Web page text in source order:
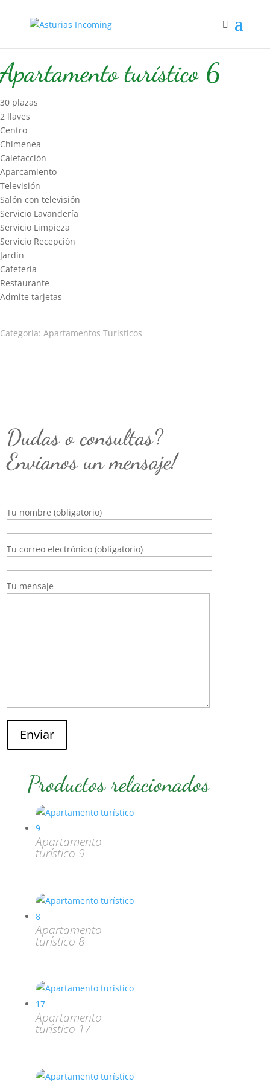
turístico 6
Apartamento turístico 6
30 plazas
2 llaves
Centro
Chimenea
Calefacción
Aparcamiento
Televisión
Salón con televisión
Servicio Lavandería
Servicio Limpieza
Servicio Recepción
Jardín
Cafetería
Restaurante
Admite tarjetas
Categoría: Apartamentos Turísticos
Dudas o consultas?
Envianos un mensaje!
Tu nombre (obligatorio)
Tu correo electrónico (obligatorio)
Tu mensaje
Enviar
Productos relacionados
Apartamento
turístico 9
Apartamento
turístico 8
Apartamento
turístico 17